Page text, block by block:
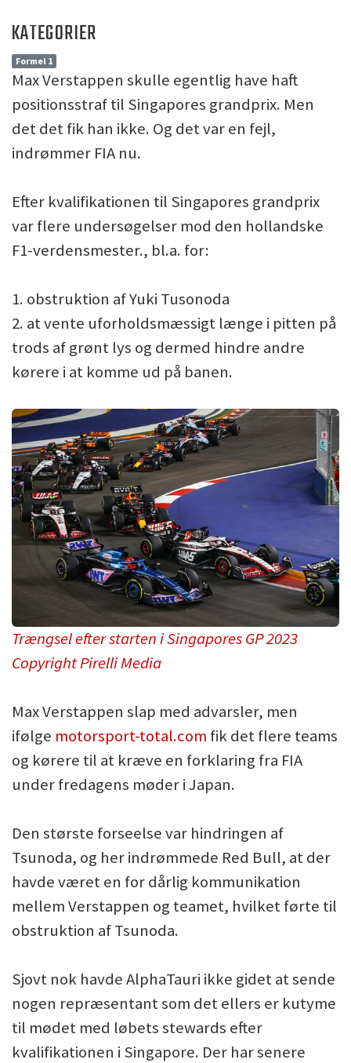
KATEGORIER
Formel 1
Max Verstappen skulle egentlig have haft
positionsstraf til Singapores grandprix. Men
det det fik han ikke. Og det var en fejl,
indrømmer FIA nu.
Efter kvalifikationen til Singapores grandprix
var flere undersøgelser mod den hollandske
F1-verdensmester., bl.a. for:
1. obstruktion af Yuki Tusonoda
2. at vente uforholdsmæssigt længe i pitten på
trods af grønt lys og dermed hindre andre
kørere i at komme ud på banen.
Trængsel efter starten i Singapores GP 2023
Copyright Pirelli Media
Max Verstappen slap med advarsler, men
ifølge motorsport-total.com fik det flere teams
og kørere til at kræve en forklaring fra FIA
under fredagens møder i Japan.
Den største forseelse var hindringen af
Tsunoda, og her indrømmede Red Bull, at der
havde været en for dårlig kommunikation
mellem Verstappen og teamet, hvilket førte til
obstruktion af Tsunoda.
Sjovt nok havde AlphaTauri ikke gidet at sende
nogen repræsentant som det ellers er kutyme
til mødet med løbets stewards efter
kvalifikationen i Singapore. Der har senere